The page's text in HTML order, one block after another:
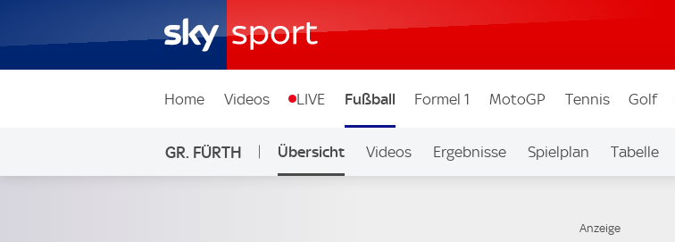
Home Videos LIVE Fußball Formel 1 MotoGP Tennis Golf
GR. FÜRTH Übersicht Videos Ergebnisse Spielplan Tabelle